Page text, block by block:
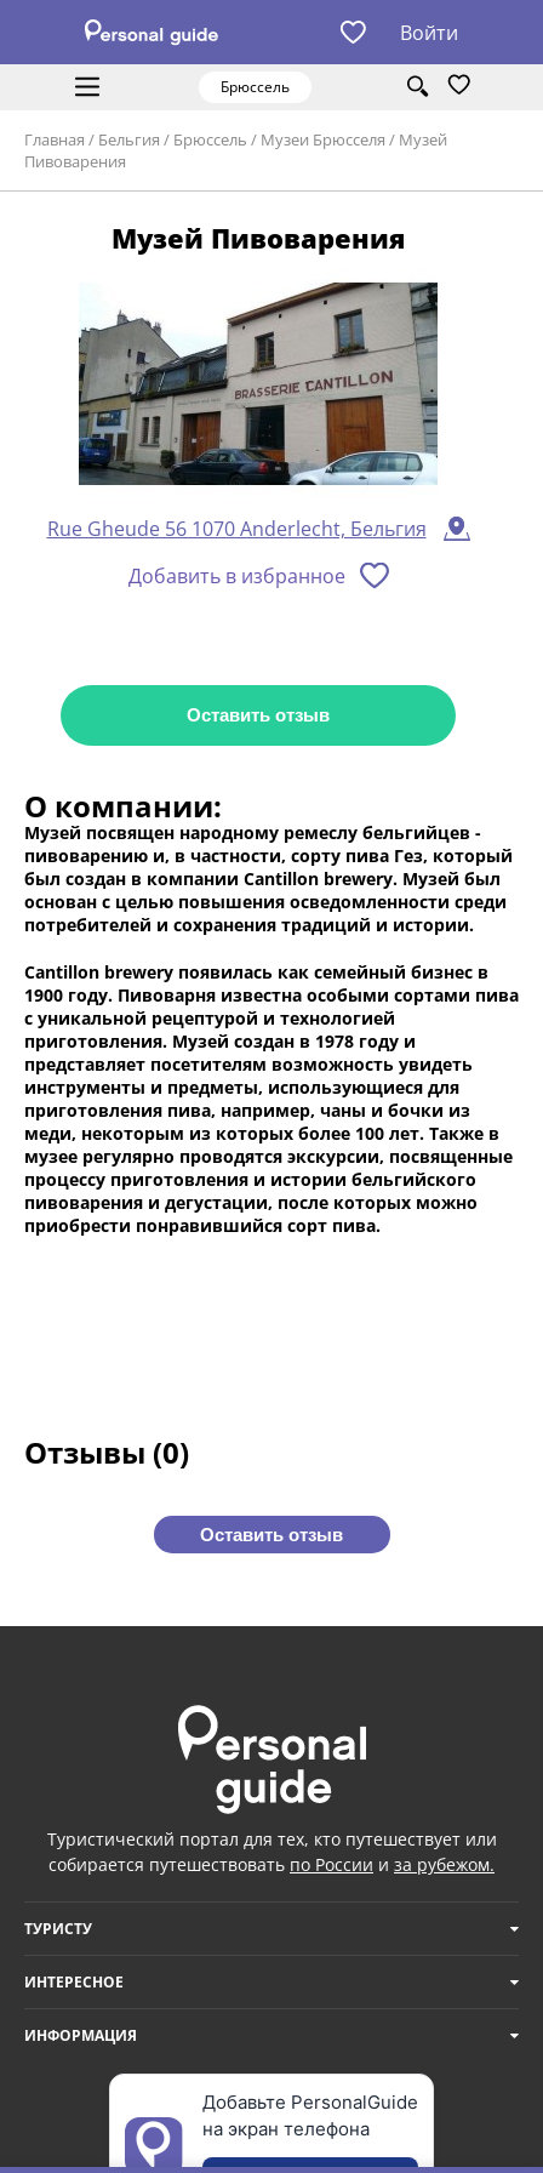
Войти
Брюссель
Главная / Бельгия / Брюссель / Музеи Брюсселя / Музей
Пивоварения
Музей Пивоварения
Rue Gheude 56 1070 Anderlecht, Бельгия
Добавить в избранное
Оставить отзыв
О компании:
Музей посвящен народному ремеслу бельгийцев -
пивоварению и, в частности, сорту пива Гез, который
был создан в компании Cantillon brewery. Музей был
основан с целью повышения осведомленности среди
потребителей и сохранения традиций и истории.
Cantillon brewery появилась как семейный бизнес в
1900 году. Пивоварня известна особыми сортами пива
с уникальной рецептурой и технологией
приготовления. Музей создан в 1978 году и
представляет посетителям возможность увидеть
инструменты и предметы, использующиеся для
приготовления пива, например, чаны и бочки из
меди, некоторым из которых более 100 лет. Также в
музее регулярно проводятся экскурсии, посвященные
процессу приготовления и истории бельгийского
пивоварения и дегустации, после которых можно
приобрести понравившийся сорт пива.
Отзывы (0)
Оставить отзыв
Туристический портал для тех, кто путешествует или
собирается путешествовать по России и за рубежом.
ТУРИСТУ
ИНТЕРЕСНОЕ
ИНФОРМАЦИЯ
Добавьте PersonalGuide
на экран телефона